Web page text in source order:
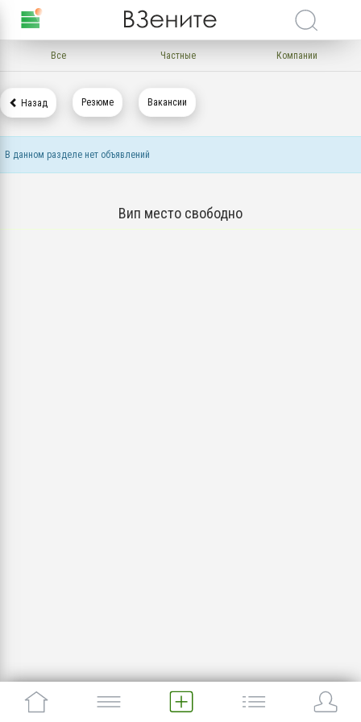
Все Частные Компании
Назад Резюме Вакансии
В данном разделе нет объявлений
Вип место свободно